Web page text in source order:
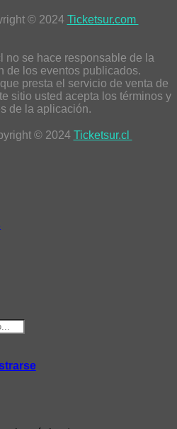
© 2024 Ticketsur.com
no se hace responsable de la
de los eventos publicados.
presta el servicio de venta de
sitio usted acepta los términos y
de la aplicación.
© 2024 Ticketsur.cl